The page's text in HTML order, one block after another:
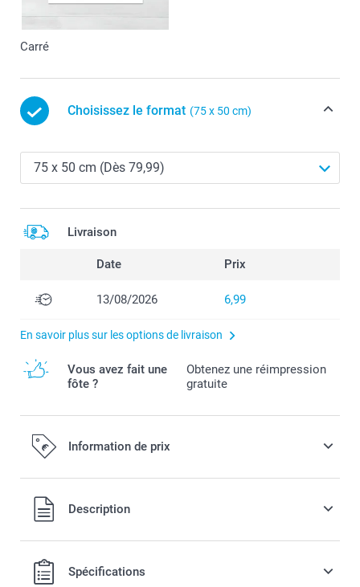
Carré
Choisissez le format (75 x 50 cm)
Livraison
Date Prix
13/08/2026 6,99
En savoir plus sur les options de livraison
Vous avez fait une
fôte ?
Obtenez une réimpression
gratuite
Information de prix
Tous les prix sont en EURO (€), TVA incluse et hors frais de
port.
Description
Spécifications